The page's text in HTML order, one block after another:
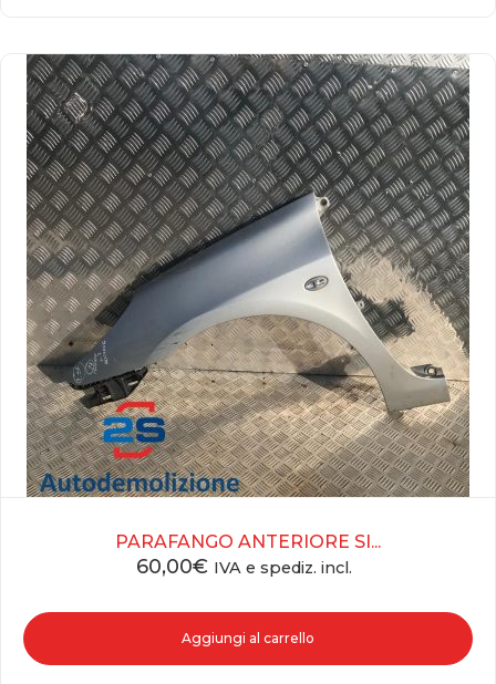
PARAFANGO ANTERIORE SI...
60,00€ IVA e spediz. incl.
Aggiungi al carrello